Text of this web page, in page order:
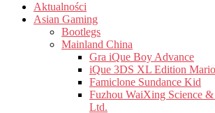
Aktualności
Asian Gaming
Bootlegs
Mainland China
Gra iQue Boy Advance
iQue 3DS XL Edition Mario
Famiclone Sundance Kid
Fuzhou WaiXing Science
Ltd.